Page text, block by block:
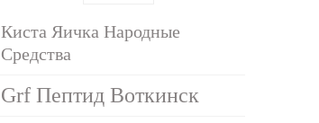
Киста Яичка Народные
Средства
Grf Пептид Воткинск